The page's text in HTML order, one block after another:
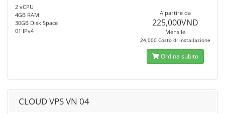
2 vCPU
4GB RAM
30GB Disk Space
01 IPv4
A partire da
225,000VND
Mensile
24,000 Costo di installazione
Ordina subito
CLOUD VPS VN 04